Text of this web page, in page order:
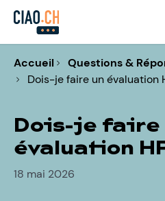
Accueil
Questions &
Dois-je faire un évaluation
Dois-je faire
évaluation
18 mai 2026